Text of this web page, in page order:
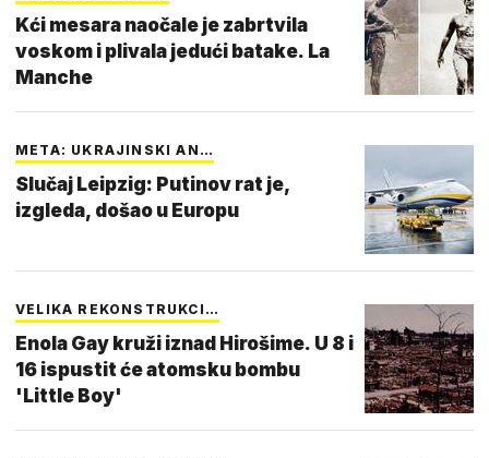
Kći mesara naočale je zabrtvila
voskom i plivala jedući batake. La
Manche
META: UKRAJINSKI AN…
Slučaj Leipzig: Putinov rat je,
izgleda, došao u Europu
VELIKA REKONSTRUKCI…
Enola Gay kruži iznad Hirošime. U 8 i
16 ispustit će atomsku bombu
'Little Boy'